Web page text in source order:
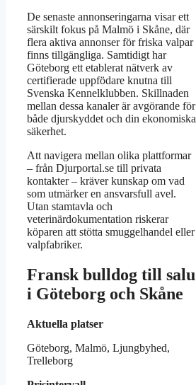
De senaste annonseringarna visar ett
särskilt fokus på Malmö i Skåne, där
flera aktiva annonser för friska valpar
finns tillgängliga. Samtidigt har
Göteborg ett etablerat nätverk av
certifierade uppfödare knutna till
Svenska Kennelklubben. Skillnaden
mellan dessa kanaler är avgörande för
både djurskyddet och din ekonomiska
säkerhet.
Att navigera mellan olika plattformar
– från Djurportal.se till privata
kontakter – kräver kunskap om vad
som utmärker en ansvarsfull avel.
Utan stamtavla och
veterinärdokumentation riskerar
köparen att stötta smuggelhandel eller
valpfabriker.
Fransk bulldog till salu
i Göteborg och Skåne
Aktuella platser
Göteborg, Malmö, Ljungbyhed,
Trelleborg